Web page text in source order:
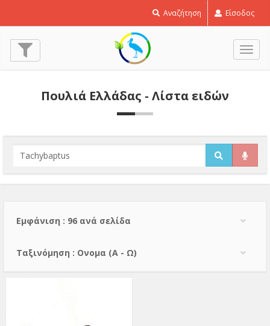
Αναζήτηση Είσοδος
Πουλιά Ελλάδας - Λίστα ειδών
Εμφάνιση : 96 ανά σελίδα
Тαξινόμηση : Ονομα (A - Ω)